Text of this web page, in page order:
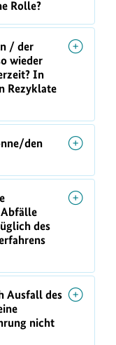
Rolle?
/ der
wieder
In
Rezyklate
den
des
Ausfall des
nicht